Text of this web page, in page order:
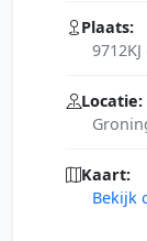
Plaats:
Locatie:
Kaart:
Bekijk